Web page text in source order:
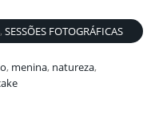
, SESSÕES FOTOGRÁFICAS
, menina, natureza,